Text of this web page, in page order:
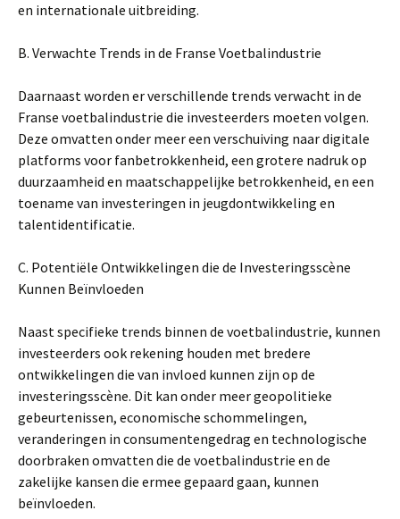
en internationale uitbreiding.
B. Verwachte Trends in de Franse Voetbalindustrie
Daarnaast worden er verschillende trends verwacht in de
Franse voetbalindustrie die investeerders moeten volgen.
Deze omvatten onder meer een verschuiving naar digitale
platforms voor fanbetrokkenheid, een grotere nadruk op
duurzaamheid en maatschappelijke betrokkenheid, en een
toename van investeringen in jeugdontwikkeling en
talentidentificatie.
C. Potentiële Ontwikkelingen die de Investeringsscène
Kunnen Beïnvloeden
Naast specifieke trends binnen de voetbalindustrie, kunnen
investeerders ook rekening houden met bredere
ontwikkelingen die van invloed kunnen zijn op de
investeringsscène. Dit kan onder meer geopolitieke
gebeurtenissen, economische schommelingen,
veranderingen in consumentengedrag en technologische
doorbraken omvatten die de voetbalindustrie en de
zakelijke kansen die ermee gepaard gaan, kunnen
beïnvloeden.